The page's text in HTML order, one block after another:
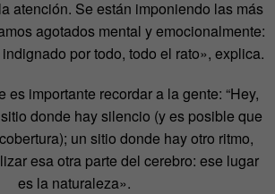
atención. Se están imponiendo las más
agotados mental y emocionalmente:
por todo, todo el rato», explica.
es importante recordar a la gente: “Hey,
donde hay silencio (y es posible que
un sitio donde hay otro ritmo,
esa otra parte del cerebro: ese lugar
es la naturaleza».